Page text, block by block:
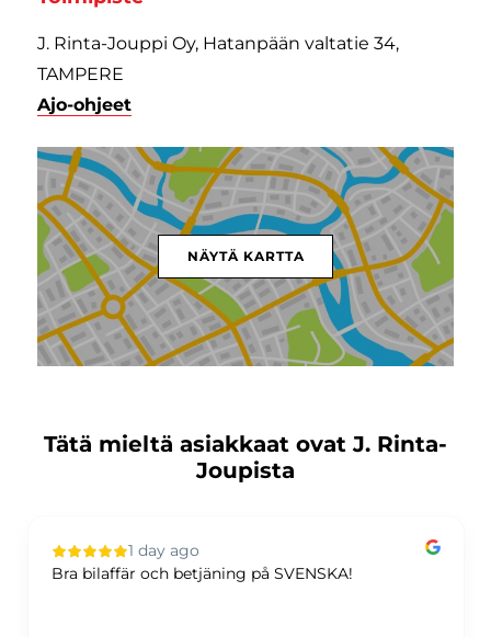
J. Rinta-Jouppi Oy, Hatanpään valtatie 34,
TAMPERE
Ajo-ohjeet
NÄYTÄ KARTTA
Tätä mieltä asiakkaat ovat J. Rinta-
Joupista
1 day ago
Bra bilaffär och betjäning på SVENSKA!